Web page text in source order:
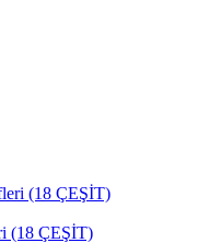
(18 ÇEŞİT)